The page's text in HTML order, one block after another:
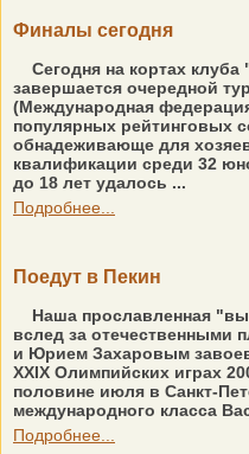
Финалы сегодня
Сегодня на кортах
завершается очередной
(Международная
популярных рейтинговых
обнадеживающе для
квалификации среди 32
до 18 лет удалось ...
Подробнее...
Поедут в Пекин
Наша прославленная
вслед за
и Юрием Захаровым
XXIX Олимпийских играх
половине июля в Санкт-
международного класса
Подробнее...